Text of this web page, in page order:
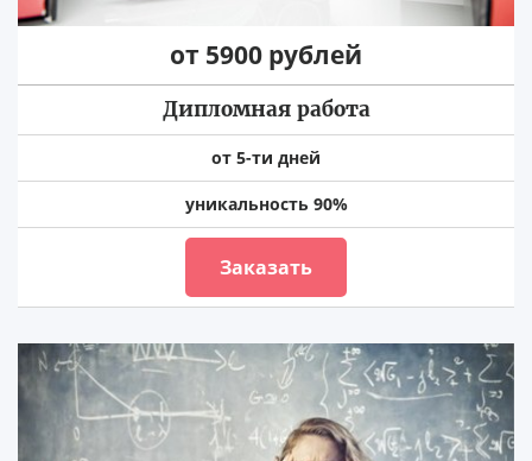
от 5900 рублей
Дипломная работа
от 5-ти дней
уникальность 90%
Заказать